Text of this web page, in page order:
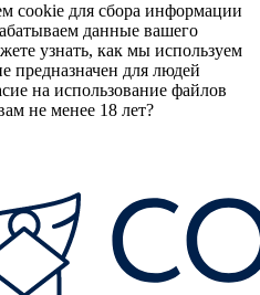
cookie для сбора информации
данные вашего
узнать, как мы используем
предназначен для людей
на использование файлов
не менее 18 лет?